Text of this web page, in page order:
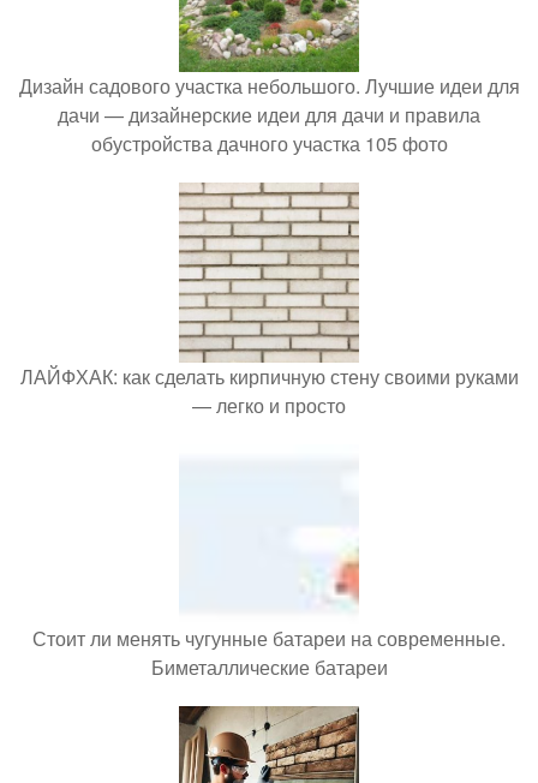
Дизайн садового участка небольшого. Лучшие идеи для
дачи — дизайнерские идеи для дачи и правила
обустройства дачного участка 105 фото
ЛАЙФХАК: как сделать кирпичную стену своими руками
— легко и просто
Стоит ли менять чугунные батареи на современные.
Биметаллические батареи